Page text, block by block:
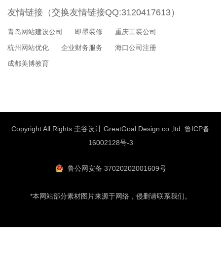
友情链接（交换友情链接QQ:3120417613）
青岛网站建设公司 即墨装修
重庆工装公司
杭州网站优化
企业财务服务
海口公司注册
成都美博教育
Copyright All Rights 圭谷设计 GreatGoal Design co.,ltd. 鲁ICP备
16002128号-3
鲁公网安备 37020202001609号
*本网站部分素材图片来源于网络，侵删请联系我们。